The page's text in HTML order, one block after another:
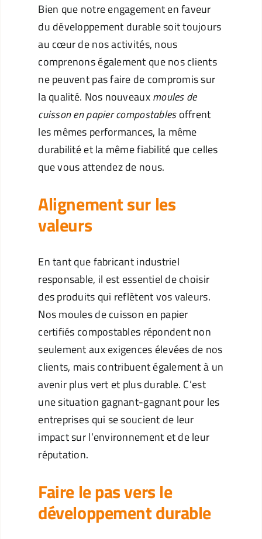
Bien que notre engagement en faveur
du développement durable soit toujours
au cœur de nos activités, nous
comprenons également que nos clients
ne peuvent pas faire de compromis sur
la qualité. Nos nouveauxmoules de
cuisson en papier compostablesoffrent
les mêmes performances, la même
durabilité et la même fiabilité que celles
que vous attendez de nous.
Alignement sur les
valeurs
En tant que fabricant industriel
responsable, il est essentiel de choisir
des produits qui reflètent vos valeurs.
Nos moules de cuisson en papier
certifiés compostables répondent non
seulement aux exigences élevées de nos
clients, mais contribuent également à un
avenir plus vert et plus durable. C’est
une situation gagnant-gagnant pour les
entreprises qui se soucient de leur
impact sur l’environnement et de leur
réputation.
Faire le pas vers le
développement durable